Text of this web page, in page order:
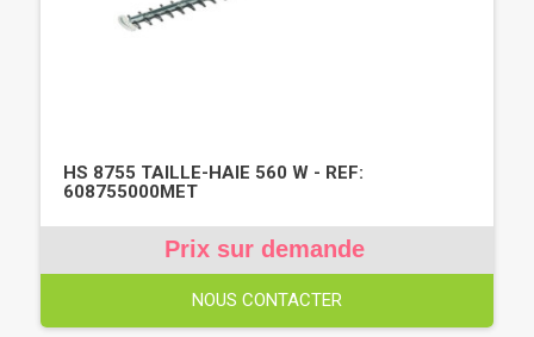
HS 8755 TAILLE-HAIE 560 W - REF:
608755000MET
Prix sur demande
NOUS CONTACTER